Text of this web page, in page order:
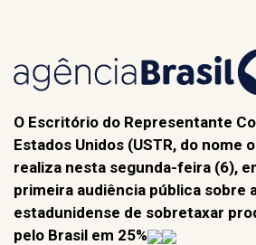
O Escritório do Representante
Estados Unidos (USTR, do nome
realiza nesta segunda-feira (6),
primeira audiência pública sobre
estadunidense de sobretaxar
pelo Brasil em 25%